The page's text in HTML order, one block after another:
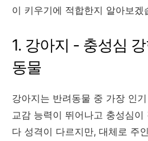
이 키우기에 적합한지 알아보겠
1. 강아지 - 충성심
동물
강아지는 반려동물 중 가장 인
교감 능력이 뛰어나고 충성심
다 성격이 다르지만, 대체로 주